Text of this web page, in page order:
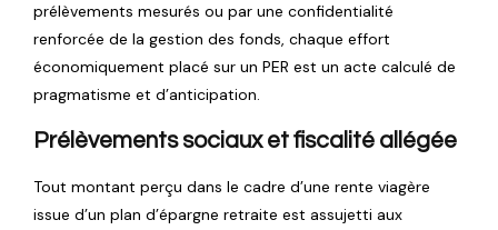
prélèvements mesurés ou par une confidentialité
renforcée de la gestion des fonds, chaque effort
économiquement placé sur un PER est un acte calculé de
pragmatisme et d’anticipation.
Prélèvements sociaux et fiscalité allégée
Tout montant perçu dans le cadre d’une rente viagère
issue d’un plan d’épargne retraite est assujetti aux